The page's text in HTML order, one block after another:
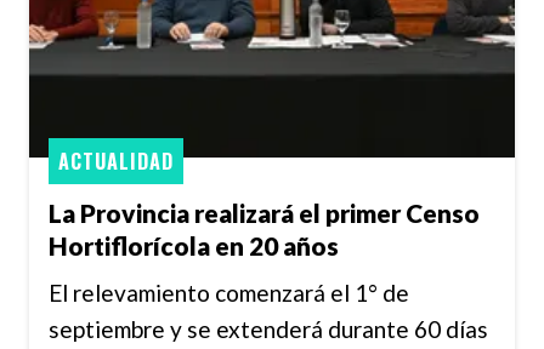
La Provincia realizará el primer Censo
Hortiflorícola en 20 años
ACTUALIDAD
El relevamiento comenzará el 1° de
septiembre y se extenderá durante 60 días